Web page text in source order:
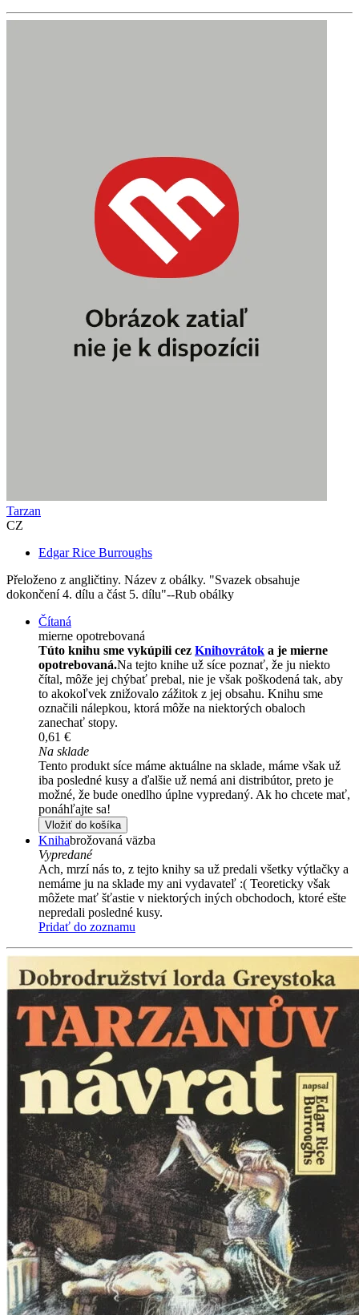
Tarzan
CZ
Edgar Rice Burroughs
Přeloženo z angličtiny. Název z obálky. "Svazek obsahuje
dokončení 4. dílu a část 5. dílu"--Rub obálky
Čítaná
mierne opotrebovaná
Túto knihu sme vykúpili cez Knihovrátok a je mierne
opotrebovaná.Na tejto knihe už síce poznať, že ju niekto
čítal, môže jej chýbať prebal, nie je však poškodená tak, aby
to akokoľvek znižovalo zážitok z jej obsahu. Knihu sme
označili nálepkou, ktorá môže na niektorých obaloch
zanechať stopy.
0,61 €
Na sklade
Tento produkt síce máme aktuálne na sklade, máme však už
iba posledné kusy a ďalšie už nemá ani distribútor, preto je
možné, že bude onedlho úplne vypredaný. Ak ho chcete mať,
ponáhľajte sa!
Vložiť do košíka
Knihabrožovaná väzba
Vypredané
Ach, mrzí nás to, z tejto knihy sa už predali všetky výtlačky a
nemáme ju na sklade my ani vydavateľ :( Teoreticky však
môžete mať šťastie v niektorých iných obchodoch, ktoré ešte
nepredali posledné kusy.
Pridať do zoznamu